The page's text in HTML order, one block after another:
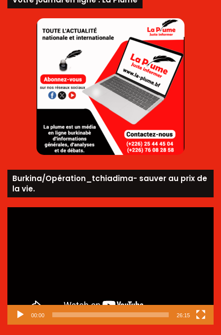
Burkina/Opération_tchiadima- sauver au prix de
la vie.
00:00 26:15